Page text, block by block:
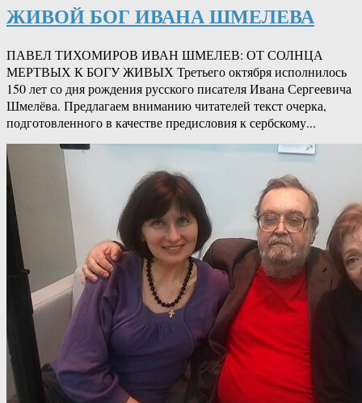
ЖИВОЙ БОГ ИВАНА ШМЕЛЕВА
ПАВЕЛ ТИХОМИРОВ ИВАН ШМЕЛЕВ: ОТ СОЛНЦА
МЕРТВЫХ К БОГУ ЖИВЫХ Третьего октября исполнилось
150 лет со дня рождения русского писателя Ивана Сергеевича
Шмелёва. Предлагаем вниманию читателей текст очерка,
подготовленного в качестве предисловия к сербскому...